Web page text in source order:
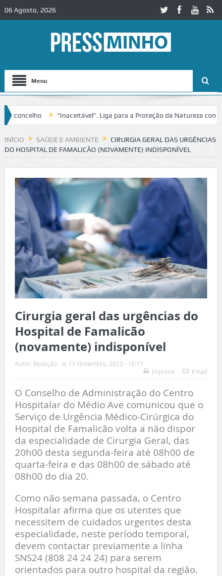
06 Agosto, 2026
Menu
“Inaceitável”. Liga para a Proteção da Natureza contesta
em Alcobaça Igreja do Castelo de Cerveira assegura
INÍCIO SAÚDE E AMBIENTE
CIRURGIA GERAL DAS URGÊNCIAS
DO HOSPITAL DE FAMALICÃO (NOVAMENTE) INDISPONÍVEL
Cirurgia geral das urgências do
Hospital de Famalicão
(novamente) indisponível
Autor: Redação a: 13 Novembro, 2023 - 18:17
Imprimir
Email
O Conselho de Administração do Centro
Hospitalar do Médio Ave comunicou que o
Serviço de Urgência Médico-Cirúrgica do
Hospital de Famalicão volta a não dispor
da especialidade de Cirurgia Geral, das
20h00 desta segunda-feira até 08h00 de
quarta-feira e das 08h00 de sábado até
08h00 do dia 20.
Como não semana passada, o Centro
Hospitalar afirma que os utentes que
necessitem de cuidados urgentes desta
especialidade, neste período temporal,
devem contactar previamente a linha
SNS24 (808 24 24 24) para serem
orientados para outro hospital da região.